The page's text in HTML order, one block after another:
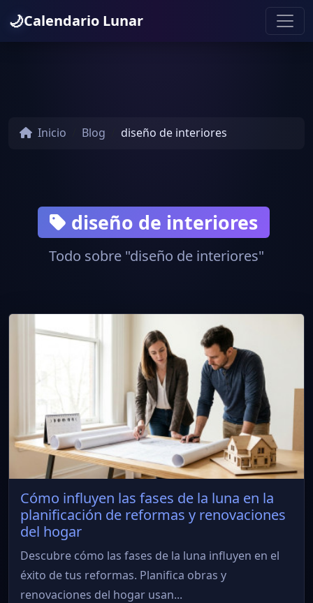
🌙Calendario Lunar
Inicio Blog diseño de interiores
diseño de interiores
Todo sobre "diseño de interiores"
Cómo influyen las fases de la luna en la
planificación de reformas y renovaciones
del hogar
Descubre cómo las fases de la luna influyen en el
éxito de tus reformas. Planifica obras y
renovaciones del hogar usan...